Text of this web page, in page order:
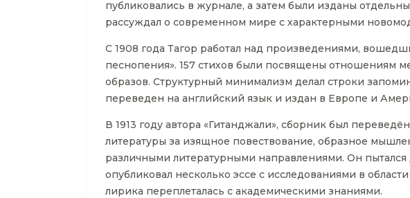
публиковались в журнале, а затем были изданы
рассуждал о современном мире с характерными
С 1908 года Тагор работал над произведениями,
песнопения». 157 стихов были посвящены отношениям
образов. Структурный минимализм делал строки
переведен на английский язык и издан в Европе и
В 1913 году автора «Гитанджали», сборник был
литературы за изящное повествование, образное
различными литературными направлениями. Он
опубликовал несколько эссе с исследованиями в
лирика переплеталась с академическими знаниями.